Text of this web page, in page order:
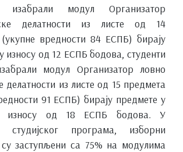
модул Организатор
делатности из листе од 14
вредности 84 ЕСПБ) бирају
износу од 12 ЕСПБ бодова, студенти
модул Организатор ловно
делатности из листе од 15 предмета
91 ЕСПБ) бирају предмете у
износу од 18 ЕСПБ бодова. У
студијског програма, изборни
заступљени са 75% на модулима